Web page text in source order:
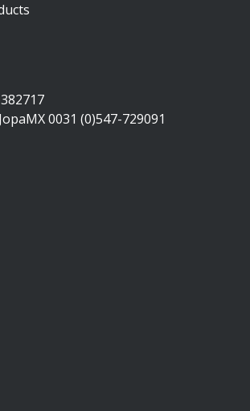
0031 (0)547-729091